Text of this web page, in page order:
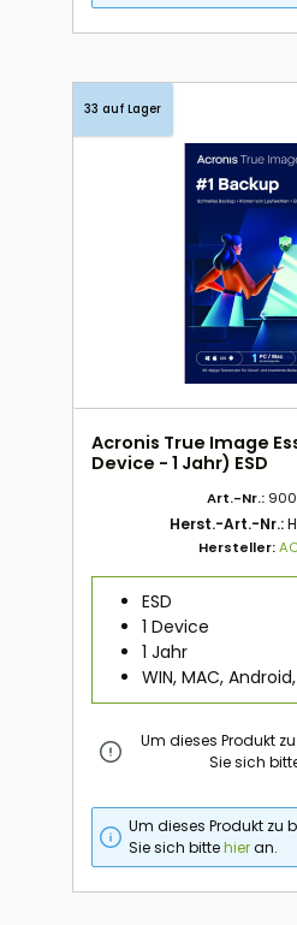
33 auf Lager
Acronis True Image
Device - 1 Jahr) ESD
Art.-Nr.:
Herst.-Art.-Nr.:
Hersteller:
ESD
1 Device
1 Jahr
WIN, MAC,
Um dieses Produkt
Sie sich
Um dieses Produkt zu
Sie sich bittehieran.